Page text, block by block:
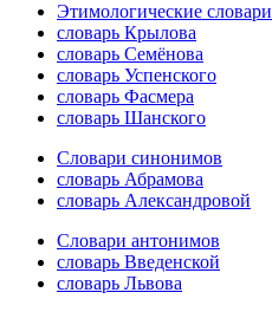
Этимологические словари
словарь Крылова
словарь Семёнова
словарь Успенского
словарь Фасмера
словарь Шанского
Словари синонимов
словарь Абрамова
словарь Александровой
Словари антонимов
словарь Введенской
словарь Львова